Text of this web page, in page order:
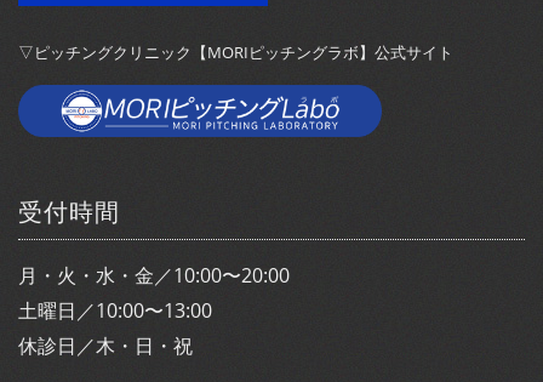
▽ピッチングクリニック【MORIピッチングラボ】公式サイト
受付時間
月・火・水・金／10:00〜20:00
土曜日／10:00〜13:00
休診日／木・日・祝